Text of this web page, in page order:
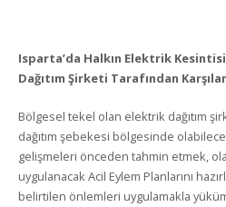
Isparta’da Halkın Elektrik
Dağıtım Şirketi Tarafından
Bölgesel tekel olan elektrik dağıtım
dağıtım şebekesi bölgesinde
gelişmeleri önceden tahmin etmek,
uygulanacak Acil Eylem Planlarını
belirtilen önlemleri uygulamakla